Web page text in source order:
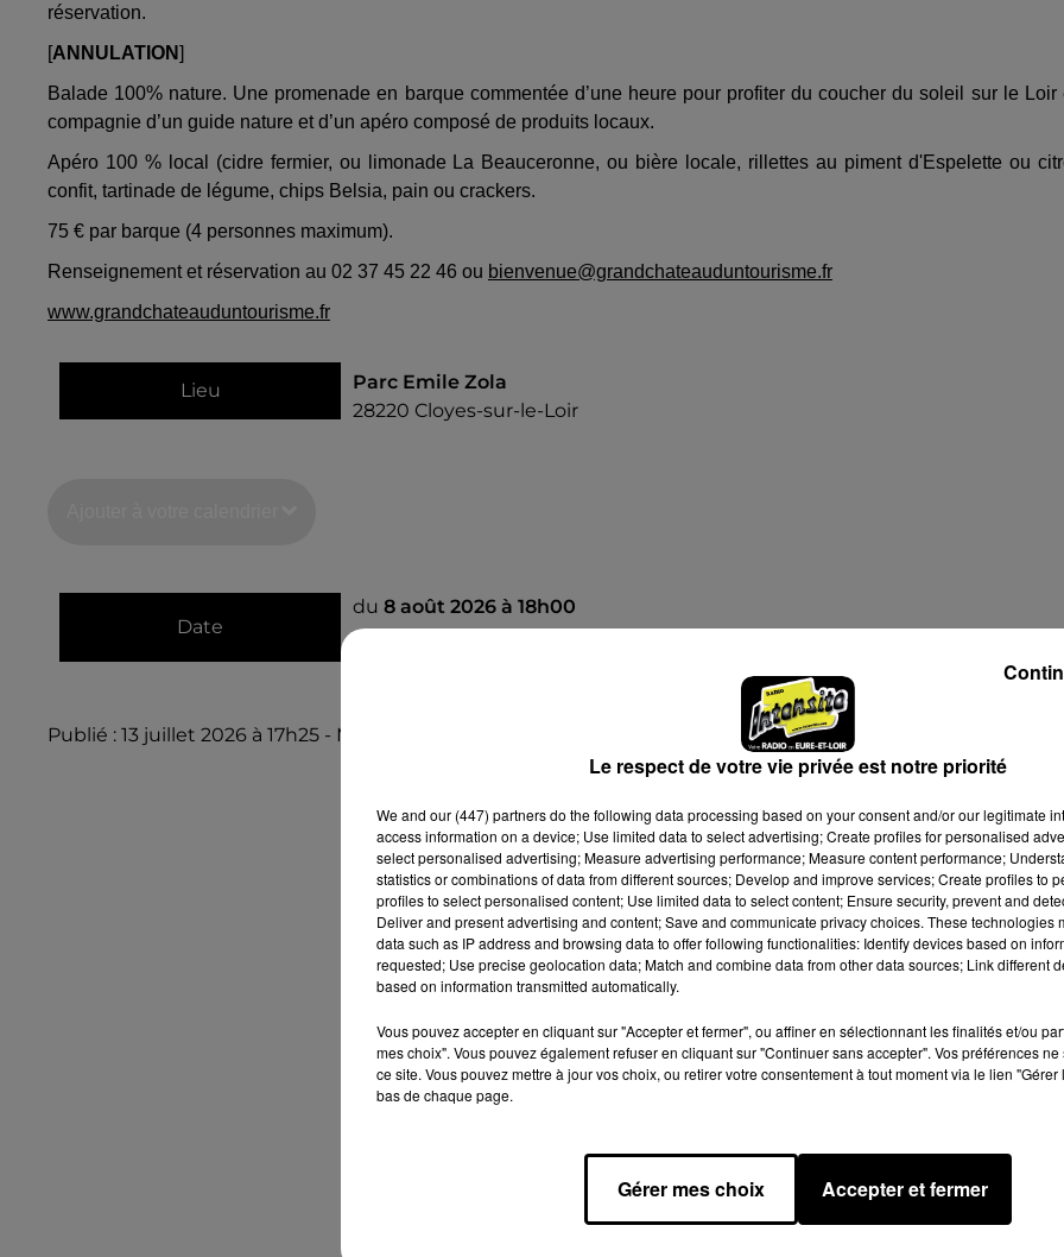
réservation.
[ANNULATION]
Balade 100% nature. Une promenade en barque commentée d’une heure pour profiter du coucher du soleil sur le Loir
compagnie d’un guide nature et d’un apéro composé de produits locaux.
Apéro 100 % local (cidre fermier, ou limonade La Beauceronne, ou bière locale, rillettes au piment d'Espelette ou
confit, tartinade de légume, chips Belsia, pain ou crackers.
75 € par barque (4 personnes maximum).
Renseignement et réservation au 02 37 45 22 46 ou bienvenue@grandchateauduntourisme.fr
www.grandchateauduntourisme.fr
Lieu
Parc Emile Zola
28220 Cloyes-sur-le-Loir
Date
du8 août 2026 à 18h00
Publié : 13 juillet 2026 à 17h25 - Modifié : 13 juillet 2026 à 17h26
Le respect de votre vie privée est notre priorité
We and our (447) partnersdo the following data processing based on your consent and/or our legitimate
access information on a device; Use limited data to select advertising; Create profiles for personalised
select personalised advertising; Measure advertising performance; Measure content performance;
statistics or combinations of data from different sources; Develop and improve services; Create profiles to
profiles to select personalised content; Use limited data to select content; Ensure security, prevent and
Deliver and present advertising and content; Save and communicate privacy choices. These technologies
data such as IP address and browsing data to offer following functionalities: Identify devices based on
requested; Use precise geolocation data; Match and combine data from other data sources; Link different
based on information transmitted automatically.
Vous pouvez accepter en cliquant sur "Accepter et fermer", ou affiner en sélectionnant les finalités et/ou
mes choix". Vous pouvez également refuser en cliquant sur "Continuer sans accepter". Vos préférences
ce site. Vous pouvez mettre à jour vos choix, ou retirer votre consentement à tout moment via le lien
bas de chaque page.
Gérer mes choix Accepter et fermer